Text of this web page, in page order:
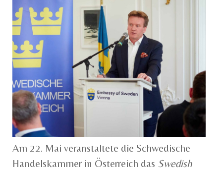
Am 22. Mai veranstaltete die Schwedische
Handelskammer in Österreich das Swedish